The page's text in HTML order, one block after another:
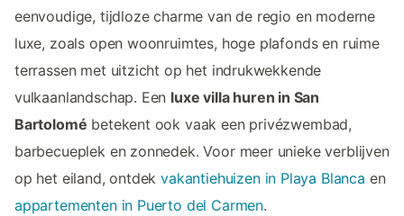
eenvoudige, tijdloze charme van de regio en moderne
luxe, zoals open woonruimtes, hoge plafonds en ruime
terrassen met uitzicht op het indrukwekkende
vulkaanlandschap. Een luxe villa huren in San
Bartolomé betekent ook vaak een privézwembad,
barbecueplek en zonnedek. Voor meer unieke verblijven
op het eiland, ontdekvakantiehuizen in Playa Blanca en
appartementen in Puerto del Carmen.